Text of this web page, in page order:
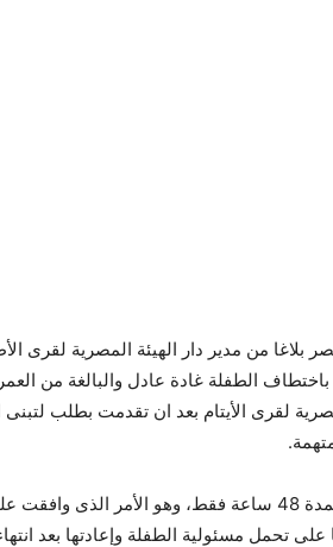
من مدير دار الهيئة المصرية لقرى
الطفلة غادة عادل والبالغة من
لقرى الأيتام بعد ان تقدمت بطلب
وعادت مرة أخرى وتقدمت بطلب استضافة الطفلة لمدة 48 ساعة فقط، وهو الأمر
تحمل مسئولية الطفلة وإعادتها بعد